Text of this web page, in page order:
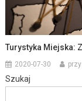
Turystyka Miejska:
2020-07-30
Szukaj